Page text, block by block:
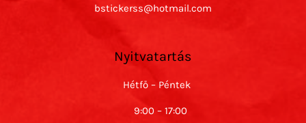
bstickerss@hotmail.com
Nyitvatartás
Hétfő – Péntek
9:00 – 17:00